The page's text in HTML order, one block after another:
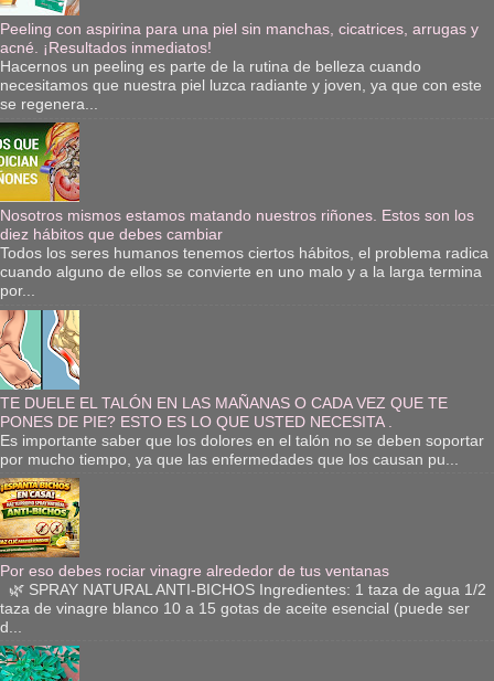
Peeling con aspirina para una piel sin manchas, cicatrices, arrugas y
acné. ¡Resultados inmediatos!
Hacernos un peeling es parte de la rutina de belleza cuando
necesitamos que nuestra piel luzca radiante y joven, ya que con este
se regenera...
Nosotros mismos estamos matando nuestros riñones. Estos son los
diez hábitos que debes cambiar
Todos los seres humanos tenemos ciertos hábitos, el problema radica
cuando alguno de ellos se convierte en uno malo y a la larga termina
por...
TE DUELE EL TALÓN EN LAS MAÑANAS O CADA VEZ QUE TE
PONES DE PIE? ESTO ES LO QUE USTED NECESITA .
Es importante saber que los dolores en el talón no se deben soportar
por mucho tiempo, ya que las enfermedades que los causan pu...
Por eso debes rociar vinagre alrededor de tus ventanas
🌿 SPRAY NATURAL ANTI-BICHOS Ingredientes: 1 taza de agua 1/2
taza de vinagre blanco 10 a 15 gotas de aceite esencial (puede ser
d...